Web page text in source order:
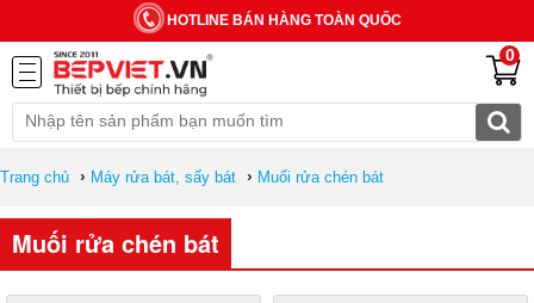
HOTLINE BÁN HÀNG TOÀN QUỐC
0
Trang chủ › Máy rửa bát, sấy bát › Muối rửa chén bát
Muối rửa chén bát